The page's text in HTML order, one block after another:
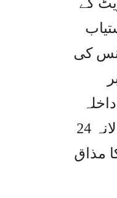
کی
محسن نقوی صاحب اک نظر اس جانب بھی کریں کہ ہر بورڈ ممبر کو سالانہ 24
مذاق